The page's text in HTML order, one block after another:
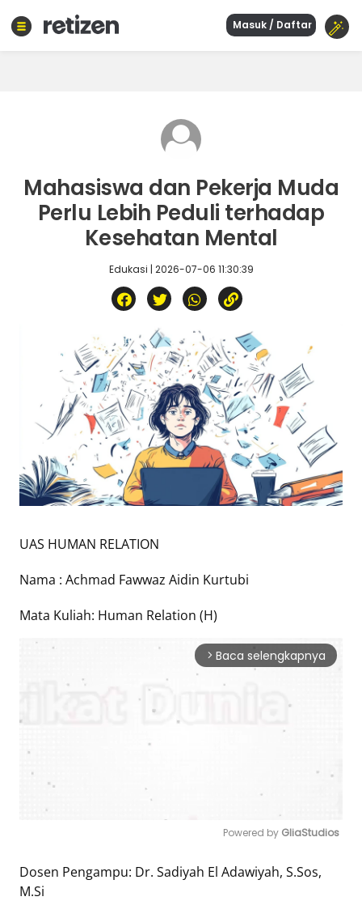
Masuk / Daftar
Mahasiswa dan Pekerja Muda
Perlu Lebih Peduli terhadap
Kesehatan Mental
Edukasi | 2026-07-06 11:30:39
UAS HUMAN RELATION
Nama : Achmad Fawwaz Aidin Kurtubi
Mata Kuliah: Human Relation (H)
arrow_forward_ios Baca selengkapnya
Mute
Powered by GliaStudios
Dosen Pengampu: Dr. Sadiyah El Adawiyah, S.Sos,
M.Si
Bisnis
Sejarah
Eduaksi
Network
Republika
ID
rejabar.republika.co.id
Republika
Retizen
Rules
Cara